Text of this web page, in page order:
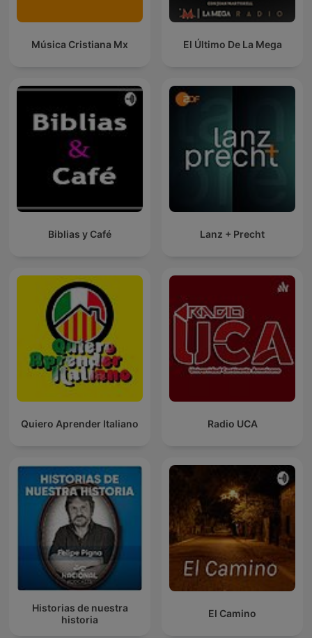
Música Cristiana Mx El Último De La Mega
Biblias y Café Lanz + Precht
Quiero Aprender Italiano Radio UCA
Historias de nuestra
historia
El Camino